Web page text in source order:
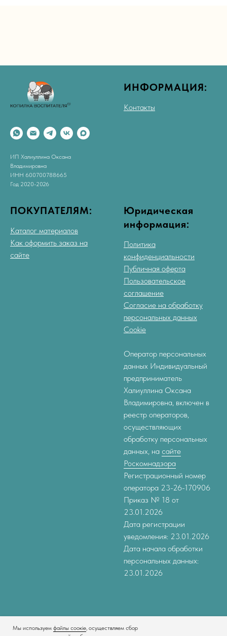
Мы используем файлы соокіе, осуществляем сбор
ИП Халиуллина Оксана
Владимировна
ИНН 600700788665
Год 2020-2026
ИНФОРМАЦИЯ:
Контакты
ПОКУПАТЕЛЯМ:
Каталог материалов
Как оформить заказ на
сайте
Юридическая
информация:
Политика
конфиденциальности
Публичная оферта
Пользовательское
соглашение
Согласие на обработку
персональных данных
Cookie
Оператор персональных
данных Индивидуальный
предприниматель
Халиуллина Оксана
Владимировна, включен в
реестр операторов,
осуществляющих
обработку персональных
данных, на сайте
Роскомнадзора
Регистрационный номер
оператора 23-26-170906
Приказ № 18 от
23.01.2026
Дата регистрации
уведомления: 23.01.2026
Дата начала обработки
персональных данных:
23.01.2026